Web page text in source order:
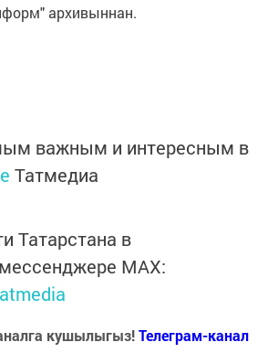
архивыннан.
важным и интересным в
Татмедиа
Татарстана в
MАХ:
кушылыгыз!Телеграм-канал